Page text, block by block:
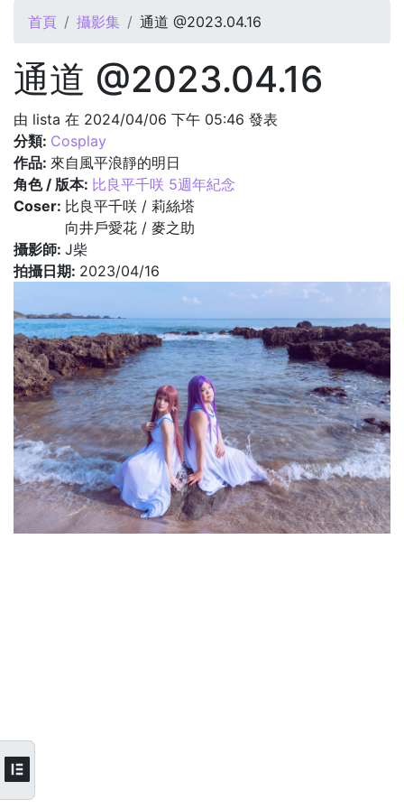
您在這裡
首頁 攝影集 通道 @2023.04.16
通道 @2023.04.16
由 lista 在 2024/04/06 下午 05:46 發表
分類: Cosplay
作品: 來自風平浪靜的明日
角色 / 版本: 比良平千咲 5週年紀念
Coser: 比良平千咲 / 莉絲塔
向井戶愛花 / 麥之助
攝影師: J柴
拍攝日期: 2023/04/16